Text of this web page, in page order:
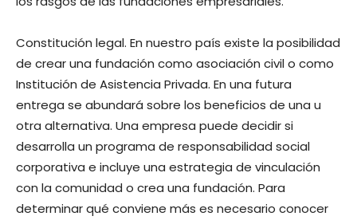
Constitución legal. En nuestro país existe la posibilidad
de crear una fundación como asociación civil o como
Institución de Asistencia Privada. En una futura
entrega se abundará sobre los beneficios de una u
otra alternativa. Una empresa puede decidir si
desarrolla un programa de responsabilidad social
corporativa e incluye una estrategia de vinculación
con la comunidad o crea una fundación. Para
determinar qué conviene más es necesario conocer